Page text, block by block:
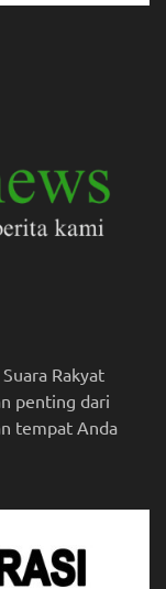
Rakyat
penting dari
tempat Anda